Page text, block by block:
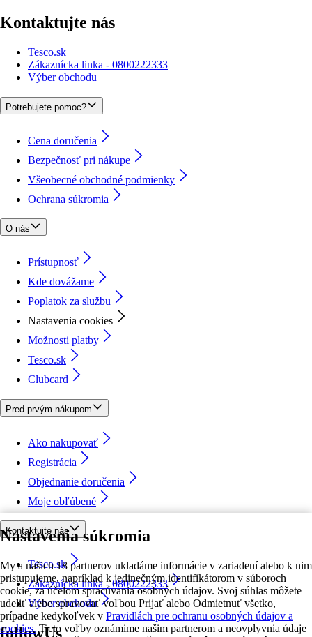
Nastavenia súkromia
My a našich 18 partnerov ukladáme informácie v zariadení alebo k nim
pristupujeme, napríklad k jedinečným identifikátorom v súboroch
cookie, za účelom spracúvania osobných údajov. Svoj súhlas môžete
udeliť alebo spravovať voľbou Prijať alebo Odmietnuť všetko,
prípadne kedykoľvek v Pravidlách pre ochranu osobných údajov a
cookies. Tieto voľby oznámime našim partnerom a neovplyvnia údaje
Kontaktujte nás
Tesco.sk
Zákaznícka linka - 0800222333
Výber obchodu
Potrebujete pomoc?
Cena doručenia
Bezpečnosť pri nákupe
Všeobecné obchodné podmienky
Ochrana súkromia
O nás
Prístupnosť
Kde dovážame
Poplatok za službu
Nastavenia cookies
Možnosti platby
Tesco.sk
Clubcard
Pred prvým nákupom
Ako nakupovať
Registrácia
Objednanie doručenia
Moje obľúbené
Kontaktujte nás
Tesco.sk
Zákaznícka linka - 0800222333
Výber obchodu
followUs